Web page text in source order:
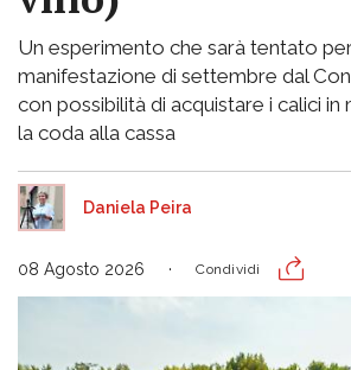
Un esperimento che sarà tentato
manifestazione di settembre dal
con possibilità di acquistare i calici
la coda alla cassa
Daniela Peira
08 Agosto 2026 Condividi